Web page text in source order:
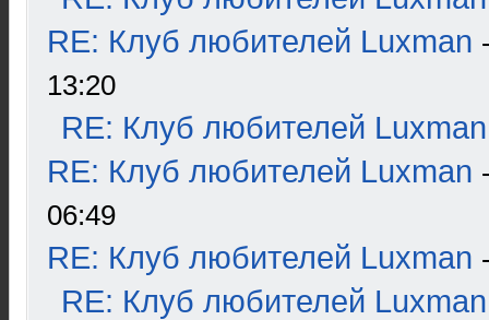
RE: Клуб любителей Luxman
13:20
RE: Клуб любителей Luxman
RE: Клуб любителей Luxman
06:49
RE: Клуб любителей Luxman
RE: Клуб любителей Luxman